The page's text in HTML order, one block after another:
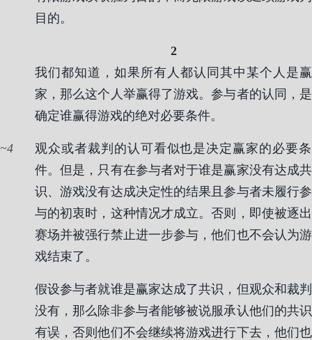
目的。
2
我们都知道，如果所有人都认同其中某个人是赢
家，那么这个人举赢得了游戏。参与者的认同，是
确定谁赢得游戏的绝对必要条件。
4
观众或者裁判的认可看似也是决定赢家的必要条
件。但是，只有在参与者对于谁是赢家没有达成共
识、游戏没有达成决定性的结果且参与者未履行参
与的初衷时，这种情况才成立。否则，即使被逐出
赛场并被强行禁止进一步参与，他们也不会认为游
戏结束了。
假设参与者就谁是赢家达成了共识，但观众和裁判
没有，那么除非参与者能够被说服承认他们的共识
有误，否则他们不会继续将游戏进行下去，他们也